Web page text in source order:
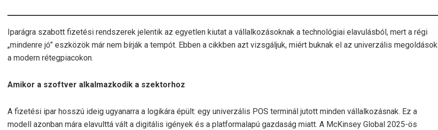
Iparágra szabott fizetési rendszerek jelentik az egyetlen kiutat a vállalkozásoknak a technológiai elavulásból, mert a régi
„mindenre jó” eszközök már nem bírják a tempót. Ebben a cikkben azt vizsgáljuk, miért buknak el az univerzális megoldások
a modern rétegpiacokon.
Amikor a szoftver alkalmazkodik a szektorhoz
A fizetési ipar hosszú ideig ugyanarra a logikára épült: egy univerzális POS terminál jutott minden vállalkozásnak. Ez a
modell azonban mára elavulttá vált a digitális igények és a platformalapú gazdaság miatt. A McKinsey Global 2025-ös